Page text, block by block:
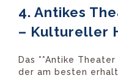
4. Antikes
– Kultureller
Das **Antike
der am besten